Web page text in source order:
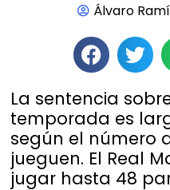
Álvaro
La sentencia
temporada es
según el número
jueguen. El Real
jugar hasta 48